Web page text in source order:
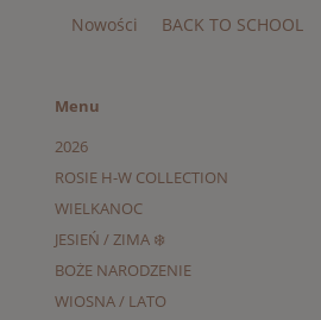
Nowości BACK TO SCHOOL
Menu
2026
ROSIE H-W COLLECTION
WIELKANOC
JESIEŃ / ZIMA ❄️
BOŻE NARODZENIE
WIOSNA / LATO